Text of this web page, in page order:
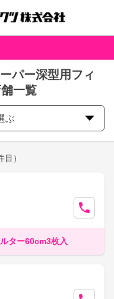
パー深型用フィ
一覧
ぶ
目）
ター60cm3枚入